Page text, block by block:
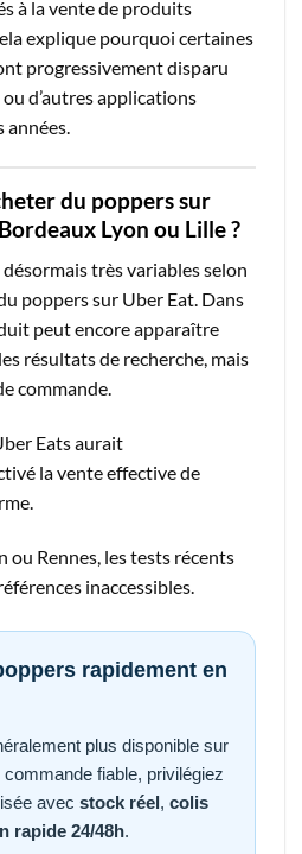
à la vente de produits
explique pourquoi certaines
progressivement disparu
d’autres applications
du poppers sur
Lyon ou Lille ?
très variables selon
poppers sur Uber Eat. Dans
peut encore apparaître
résultats de recherche, mais
commande.
Eats aurait
la vente effective de
ou Rennes, les tests récents
inaccessibles.
rapidement en
plus disponible sur
fiable, privilégiez
avec stock réel, colis
rapide 24/48h.